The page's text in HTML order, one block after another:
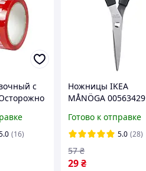
с
(16)
Ножницы IKEA
MÅNÖGA 00563429
Готово к отправке
5.0 (28)
29₴
57 ₴